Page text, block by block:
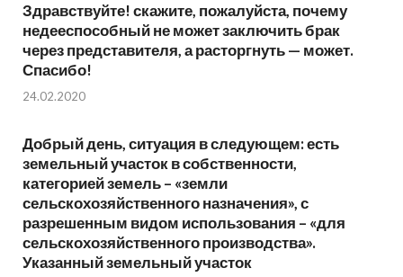
Здравствуйте! скажите, пожалуйста, почему
недееспособный не может заключить брак
через представителя, а расторгнуть — может.
Спасибо!
24.02.2020
Добрый день, ситуация в следующем: есть
земельный участок в собственности,
категорией земель – «земли
сельскохозяйственного назначения», с
разрешенным видом использования – «для
сельскохозяйственного производства».
Указанный земельный участок